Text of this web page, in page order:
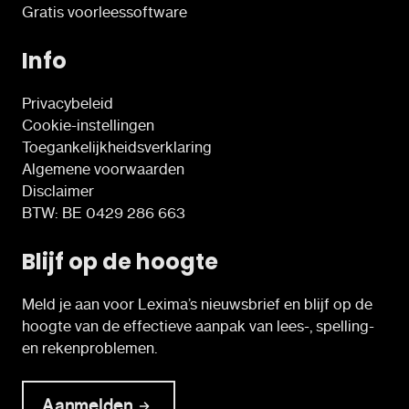
Gratis voorleessoftware
Info
Privacybeleid
Cookie-instellingen
Toegankelijkheidsverklaring
Algemene voorwaarden
Disclaimer
BTW: BE 0429 286 663
Blijf op de hoogte
Meld je aan voor Lexima’s nieuwsbrief en blijf op de
hoogte van de effectieve aanpak van lees-, spelling-
en rekenproblemen.